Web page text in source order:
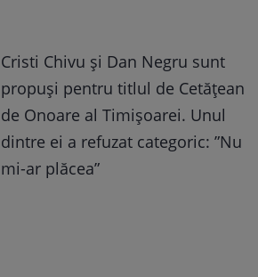
Cristi Chivu și Dan Negru sunt
propuși pentru titlul de Cetățean
de Onoare al Timișoarei. Unul
dintre ei a refuzat categoric: ”Nu
mi-ar plăcea”